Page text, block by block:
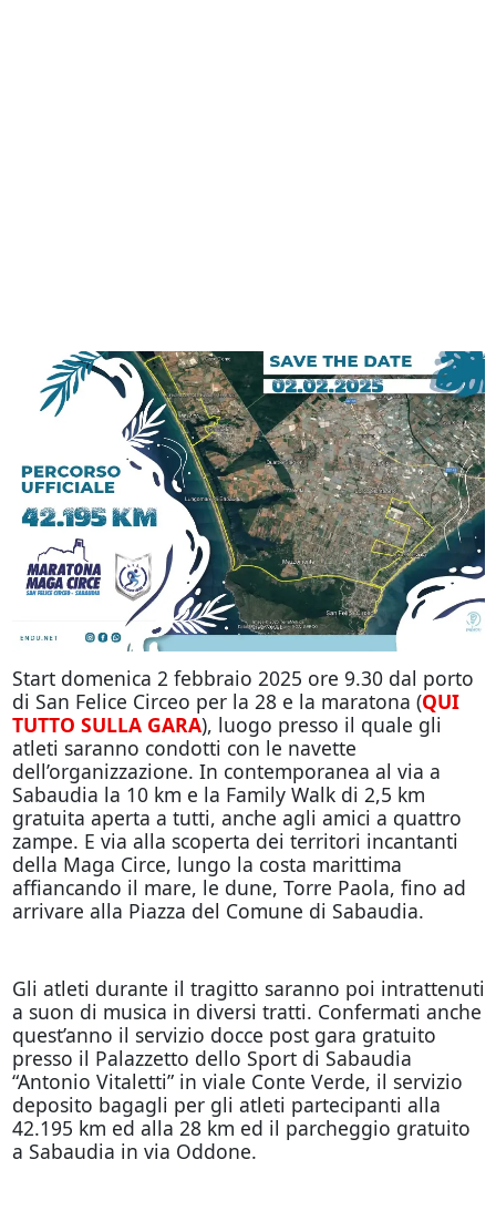
Start domenica 2 febbraio 2025 ore 9.30 dal porto
di San Felice Circeo per la 28 e la maratona (QUI
TUTTO SULLA GARA), luogo presso il quale gli
atleti saranno condotti con le navette
dell’organizzazione. In contemporanea al via a
Sabaudia la 10 km e la Family Walk di 2,5 km
gratuita aperta a tutti, anche agli amici a quattro
zampe. E via alla scoperta dei territori incantanti
della Maga Circe, lungo la costa marittima
affiancando il mare, le dune, Torre Paola, fino ad
arrivare alla Piazza del Comune di Sabaudia.
Gli atleti durante il tragitto saranno poi intrattenuti
a suon di musica in diversi tratti. Confermati anche
quest’anno il servizio docce post gara gratuito
presso il Palazzetto dello Sport di Sabaudia
“Antonio Vitaletti” in viale Conte Verde, il servizio
deposito bagagli per gli atleti partecipanti alla
42.195 km ed alla 28 km ed il parcheggio gratuito
a Sabaudia in via Oddone.